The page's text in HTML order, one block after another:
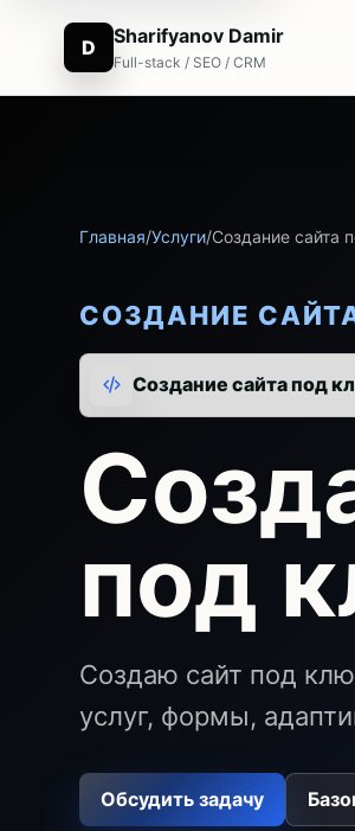
D Sharifyanov Damir
Full-stack / SEO / CRM
Главная/Услуги/Создание сайта
СОЗДАНИЕ
Создание сайта под
под
Создаю сайт под
услуг, формы,
Обсудить задачу